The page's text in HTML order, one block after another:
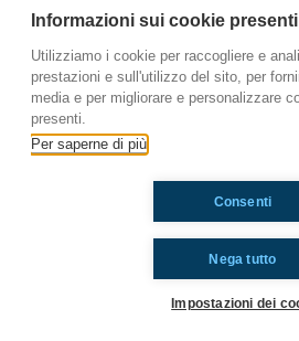
Dopo questa recensione, lo
San Giovanni in Persiceto.
Ti è piaciuto? Condividilo!
Informazioni sui cookie
Utilizziamo i cookie per raccogliere e
prestazioni e sull'utilizzo del sito, per
media e per migliorare e personalizzare
presenti.
Per saperne di più
Nega tutto
Consenti
Impostazioni dei